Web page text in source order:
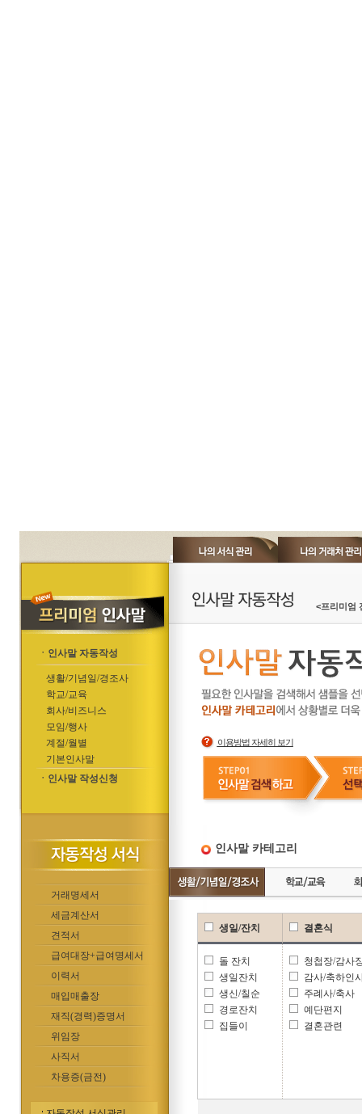
ㆍ인사말 자동작성
생활/기념일/경조사
학교/교육
회사/비즈니스
모임/행사
계절/월별
기본인사말
ㆍ인사말 작성신청
거래명세서
세금계산서
견적서
급여대장+급여명세서
이력서
매입매출장
재직(경력)증명서
위임장
사직서
차용증(금전)
<프리미엄
이용방법 자세히 보기
인사말 카테고리
생일/잔치
돌 잔치
생일잔치
생신/칠순
경로잔치
집들이
결혼식
청첩장/감사
감사/축하인
주례사/축사
예단편지
결혼관련